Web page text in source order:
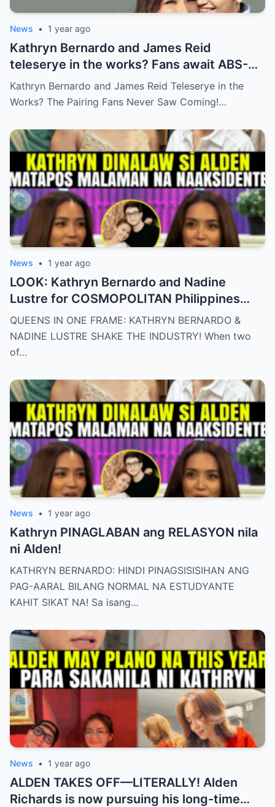
News • 1 year ago
Kathryn Bernardo and James Reid
teleserye in the works? Fans await ABS-
CBN’s official reveal
Kathryn Bernardo and James Reid Teleserye in the
Works? The Pairing Fans Never Saw Coming!…
News • 1 year ago
LOOK: Kathryn Bernardo and Nadine
Lustre for COSMOPOLITAN Philippines
May 2025 issue.
QUEENS IN ONE FRAME: KATHRYN BERNARDO &
NADINE LUSTRE SHAKE THE INDUSTRY! When two
of…
News • 1 year ago
Kathryn PINAGLABAN ang RELASYON nila
ni Alden!
KATHRYN BERNARDO: HINDI PINAGSISISIHAN ANG
PAG-AARAL BILANG NORMAL NA ESTUDYANTE
KAHIT SIKAT NA! Sa isang…
News • 1 year ago
ALDEN TAKES OFF—LITERALLY! Alden
Richards is now pursuing his long-time